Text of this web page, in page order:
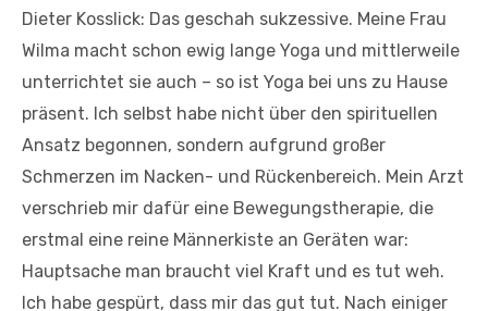
Dieter Kosslick: Das geschah sukzessive. Meine Frau
Wilma macht schon ewig lange Yoga und mittlerweile
unterrichtet sie auch – so ist Yoga bei uns zu Hause
präsent. Ich selbst habe nicht über den spirituellen
Ansatz begonnen, sondern aufgrund großer
Schmerzen im Nacken- und Rückenbereich. Mein Arzt
verschrieb mir dafür eine Bewegungstherapie, die
erstmal eine reine Männerkiste an Geräten war:
Hauptsache man braucht viel Kraft und es tut weh.
Ich habe gespürt, dass mir das gut tut. Nach einiger